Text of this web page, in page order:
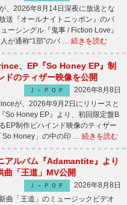
、2026年8月14日深夜に放送とな
送『オールナイトニッポン』のパ
シングル『鬼事 / Fiction Love』
が通称“1部”のパ … 続きを読む
、EP『So Honey EP』制
ドのティザー映像を公開
Ｊ－ＰＯＰ
2026年8月8日
が、2026年9月2日にリリースと
So Honey EP』より、初回限定盤B
EP制作ビハインド映像のティザー
Honey」の中の印 … 続きを読む
アルバム『Adamantite』より
曲「王道」MV公開
Ｊ－ＰＯＰ
2026年8月8日
曲「王道」のミュージックビデオ